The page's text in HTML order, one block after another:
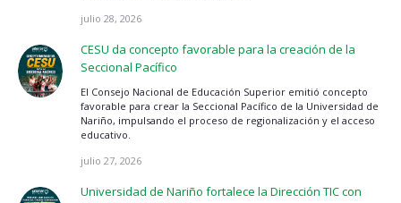
julio 28, 2026
CESU da concepto favorable para la creación de la
Seccional Pacífico
El Consejo Nacional de Educación Superior emitió concepto
favorable para crear la Seccional Pacífico de la Universidad de
Nariño, impulsando el proceso de regionalización y el acceso
educativo.
julio 27, 2026
Universidad de Nariño fortalece la Dirección TIC con